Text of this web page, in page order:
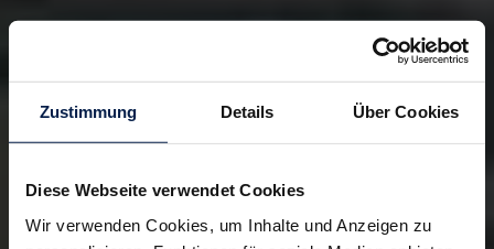
Zustimmung Details Über Cookies
Diese Webseite verwendet Cookies
Wir verwenden Cookies, um Inhalte und Anzeigen zu